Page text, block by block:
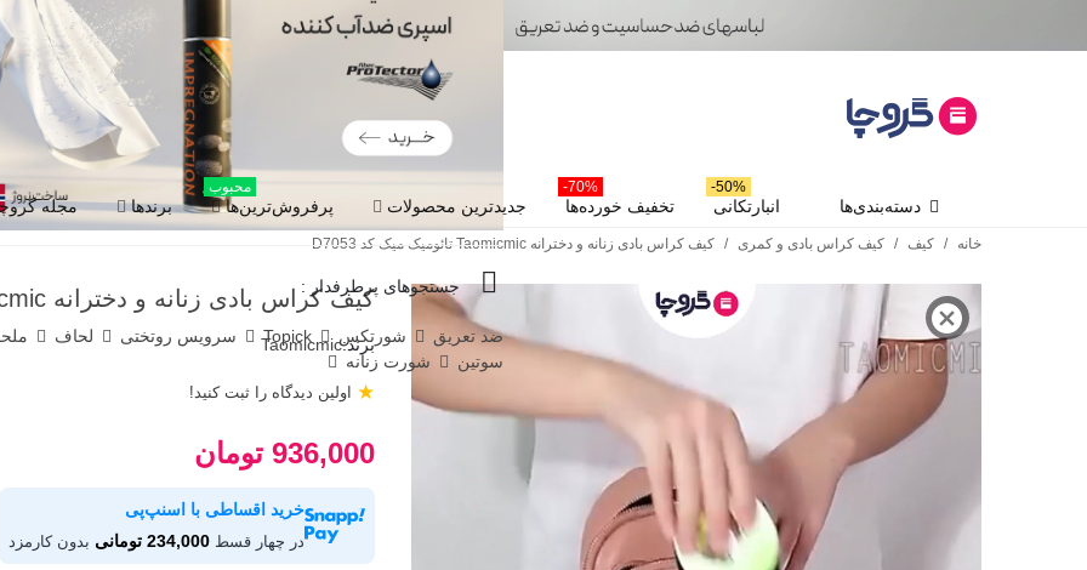
جستجوهای پرطرفدار :
ضد تعریق شورتکس Topick سرویس روتختی لحاف
سوتین
شورت زنانه
دسته‌بندی‌ها انبارتکانی
50%-
تخفیف خورده‌ها
70%-
جدیدترین محصولات پرفروش‌ترین‌ها
محبوب
برندها مجله
خانه / کیف / کیف کراس بادی و کمری / کیف کراس بادی زنانه و دخترانه Taomicmic تائومیک میک کد D7053
کیف کراس بادی زنانه و دخترانه Taomicmic تائومیک میک کد D7053
برند:Taomicmic
اولین دیدگاه را ثبت کنید! ★
936,000 تومان
خرید اقساطی با اسنپ‌پی
در چهار قسط 234,000 تومانی بدون کارمزد